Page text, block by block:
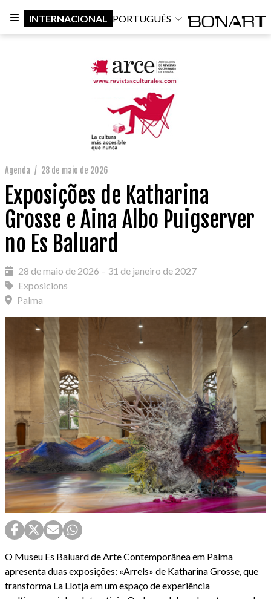
INTERNACIONAL PORTUGUÊS
Agenda / 28 de maio de 2026
Exposições de Katharina
Grosse e Aina Albo Puigserver
no Es Baluard
28 de maio de 2026 – 31 de janeiro de 2027
Exposicions
Palma
O Museu Es Baluard de Arte Contemporânea em Palma
apresenta duas exposições: «Arrels» de Katharina Grosse, que
transforma La Llotja em um espaço de experiência